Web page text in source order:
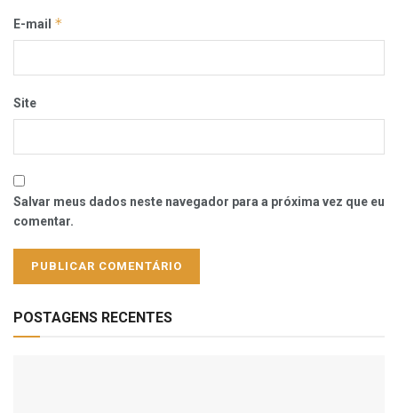
E-mail *
Site
Salvar meus dados neste navegador para a próxima vez que eu
comentar.
POSTAGENS RECENTES